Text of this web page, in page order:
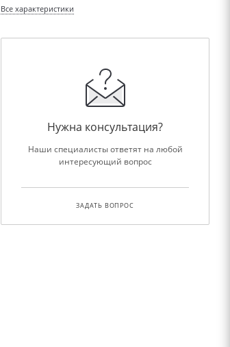
Все характеристики
Нужна консультация?
Наши специалисты ответят на любой
интересующий вопрос
ЗАДАТЬ ВОПРОС